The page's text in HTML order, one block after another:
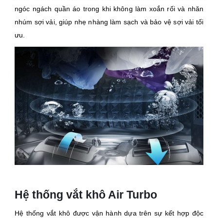
ngóc ngách quần áo trong khi không làm xoắn rối và nhăn
nhúm sợi vải, giúp nhẹ nhàng làm sạch và bảo vệ sợi vải tối
ưu.
Hệ thống vắt khô Air Turbo
Hệ thống vắt khô được vận hành dựa trên sự kết hợp độc